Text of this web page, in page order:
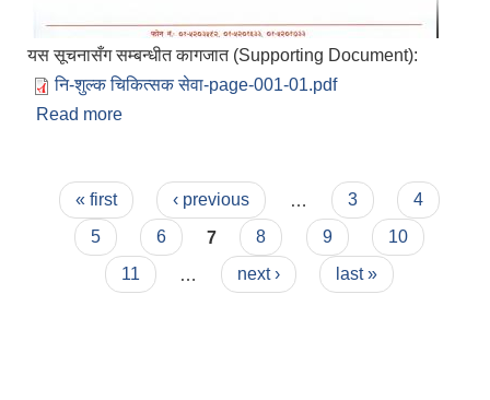
यस सूचनासँग सम्बन्धीत कागजात (Supporting Document):
नि-शुल्क चिकित्सक सेवा-page-001-01.pdf
Read more
Pages
« first ‹ previous 3
4
5
6 7 8 9
10
11
next › last »